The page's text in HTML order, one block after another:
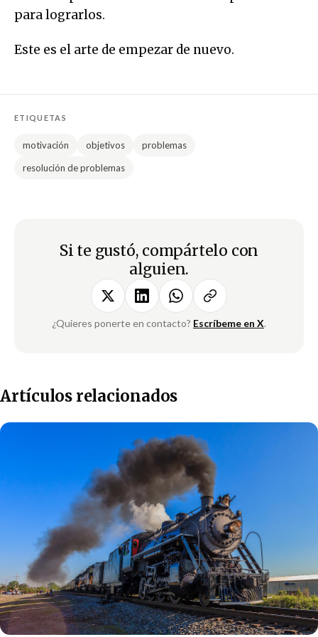
para lograrlos.
Este es el arte de empezar de nuevo.
ETIQUETAS
motivación objetivos
problemas
resolución de problemas
Si te gustó, compártelo con
alguien.
¿Quieres ponerte en contacto? Escríbeme en X.
Artículos relacionados